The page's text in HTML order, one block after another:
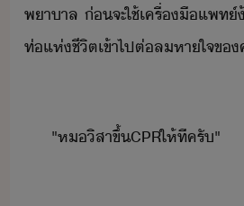
พาาล​ ​่​จะ​ใช้​เครื่ืแพท์​
ท่​แห่​ชีิต​เข้าไป​ต่​ลหาใจ​ข
"​ห​ิสา​ขึ้​CPR​ให้​ที​ครั​"